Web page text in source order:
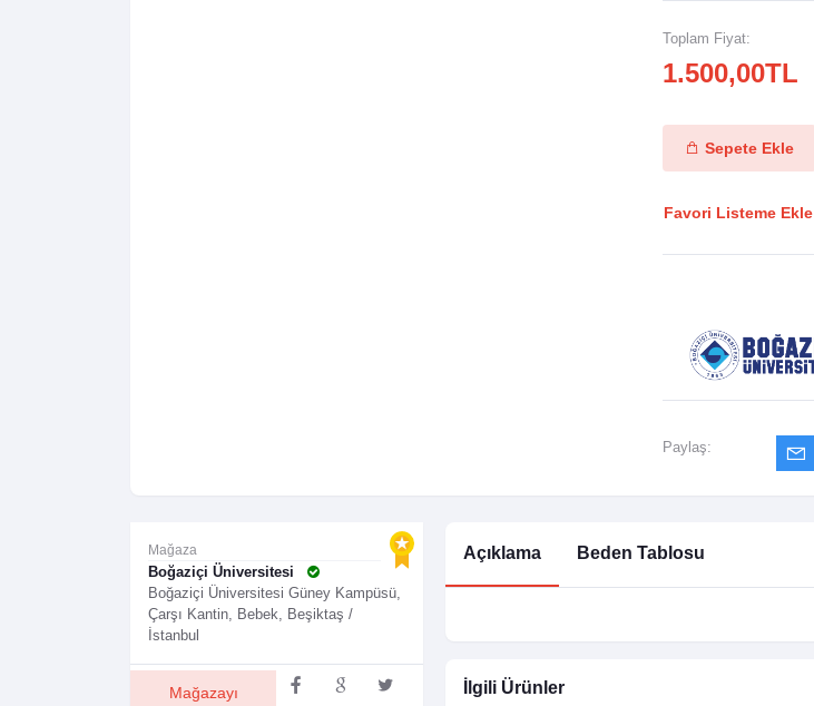
Toplam Fiyat:
1.500,00TL
Sepete Ekle
Favori Listeme Ekle
Paylaş:
Mağaza
Boğaziçi Üniversitesi
Boğaziçi Üniversitesi Güney Kampüsü,
Çarşı Kantin, Bebek, Beşiktaş /
İstanbul
Mağazayı
Açıklama Beden Tablosu
İlgili Ürünler